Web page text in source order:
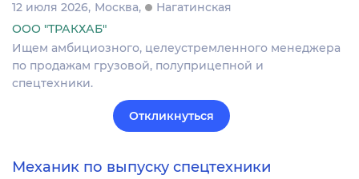
12 июля 2026 Москва
Нагатинская
ООО "ТРАКХАБ"
Ищем амбициозного, целеустремленного менеджера
по продажам грузовой, полуприцепной и
спецтехники.
Откликнуться
Механик по выпуску спецтехники